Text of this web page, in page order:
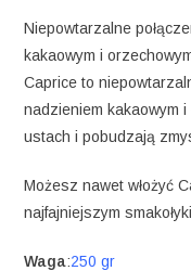
Niepowtarzalne
kakaowym i
Caprice to
nadzieniem kakaowym
ustach i pobudzają
Możesz nawet włożyć
najfajniejszym
Waga:250 gr